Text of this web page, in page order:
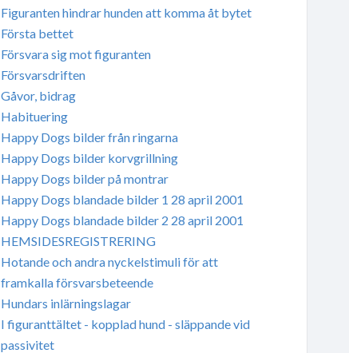
Figuranten hindrar hunden att komma åt bytet
Första bettet
Försvara sig mot figuranten
Försvarsdriften
Gåvor, bidrag
Habituering
Happy Dogs bilder från ringarna
Happy Dogs bilder korvgrillning
Happy Dogs bilder på montrar
Happy Dogs blandade bilder 1 28 april 2001
Happy Dogs blandade bilder 2 28 april 2001
HEMSIDESREGISTRERING
Hotande och andra nyckelstimuli för att
framkalla försvarsbeteende
Hundars inlärningslagar
I figuranttältet - kopplad hund - släppande vid
passivitet